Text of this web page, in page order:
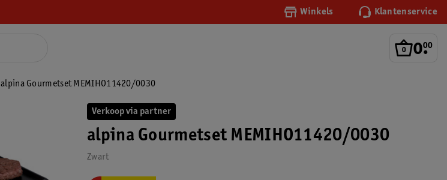
Winkels Klantenservice
0.
00
alpina Gourmetset MEMIHO11420/0030
Verkoop via partner
alpina Gourmetset MEMIHO11420/0030
Zwart